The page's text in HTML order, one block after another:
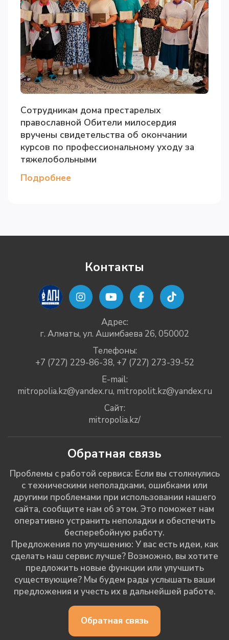
Сотрудникам дома престарелых
православной Обители милосердия
вручены свидетельства об окончании
курсов по профессиональному уходу за
тяжелобольными
Подробнее
Контакты
Адрес:
г. Алматы, ул. Ашимбаева 26, 050002
Телефоны:
+7 (727) 229-86-38, +7 (727) 273-39-52
E-mail:
mitropolia.kz@yandex.ru, mitropolit.kz@yandex.ru
Сайт:
mitropolia.kz/
Обратная связь
Проблемы с работой сервиса: Если вы столкнулись
с техническими неполадками, ошибками или
другими проблемами при использовании нашего
сайта, сообщите нам об этом. Это поможет нам
оперативно устранить неполадки и обеспечить
бесперебойную работу.
Предложения по улучшению: У вас есть идеи, как
сделать наш сервис лучше? Возможно, вы хотите
предложить новые функции или улучшить
существующие? Мы будем рады услышать ваши
предложения и учесть их в дальнейшей работе.
Обратная связь